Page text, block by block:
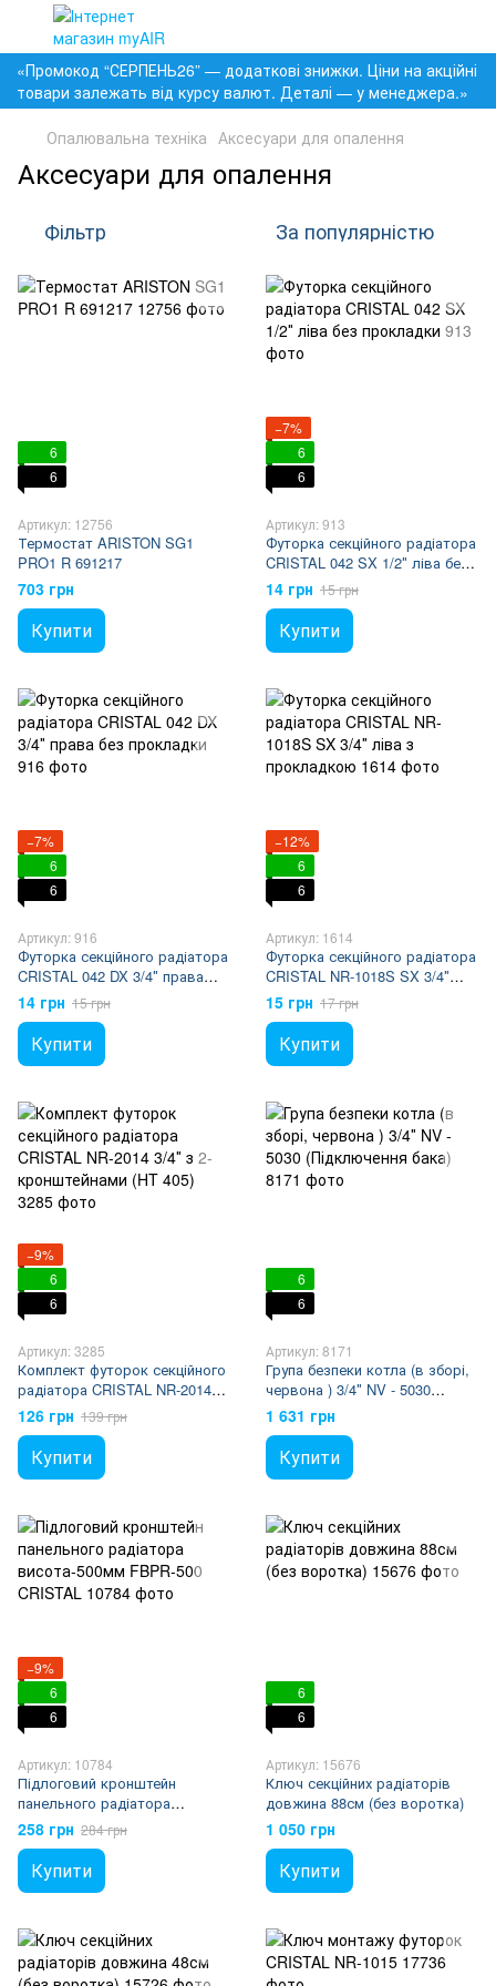
«Промокод “СЕРПЕНЬ26” — додаткові знижки. Ціни на акційні
товари залежать від курсу валют. Деталі — у менеджера.»
Опалювальна техніка Аксесуари для опалення
Аксесуари для опалення
Фільтр За популярністю
6
6
Артикул: 12756
Термостат ARISTON SG1
PRO1 R 691217
703 грн
Купити
−7%
6
6
Артикул: 913
Футорка секційного радіатора
CRISTAL 042 SX 1/2″ ліва без
прокладки
14 грн 15 грн
Купити
−7%
6
6
Артикул: 916
Футорка секційного радіатора
CRISTAL 042 DX 3/4″ права
без прокладки
14 грн 15 грн
Купити
−12%
6
6
Артикул: 1614
Футорка секційного радіатора
CRISTAL NR-1018S SX 3/4″
ліва з прокладкою
15 грн 17 грн
Купити
−9%
6
6
Артикул: 3285
Комплект футорок секційного
радіатора CRISTAL NR-2014
3/4″ з 2-кронштейнами (HT
405)
126 грн 139 грн
Купити
6
6
Артикул: 8171
Група безпеки котла (в зборі,
червона ) 3/4″ NV - 5030
(Підключення бака)
1 631 грн
Купити
−9%
6
6
Артикул: 10784
Підлоговий кронштейн
панельного радіатора
висота-500мм FBPR-500
CRISTAL
258 грн 284 грн
Купити
6
6
Артикул: 15676
Ключ секційних радіаторів
довжина 88см (без воротка)
1 050 грн
Купити